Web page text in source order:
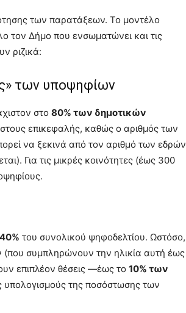
των παρατάξεων. Το μοντέλο
τον Δήμο που ενσωματώνει και τις
ριζικά:
των υποψηφίων
στο 80% των δημοτικών
επικεφαλής, καθώς ο αριθμός των
να ξεκινά από τον αριθμό των εδρών
Για τις μικρές κοινότητες (έως 300
40% του συνολικού ψηφοδελτίου. Ωστόσο,
(που συμπληρώνουν την ηλικία αυτή έως
επιπλέον θέσεις —έως το 10% των
της ποσόστωσης των